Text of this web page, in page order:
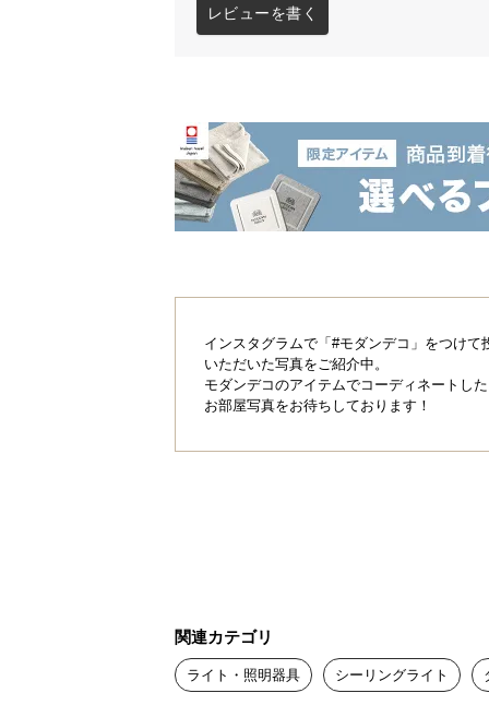
レビューを書く
インスタグラムで「#モダンデコ」をつけて
いただいた写真をご紹介中。
モダンデコのアイテムでコーディネートし
お部屋写真をお待ちしております！
関連カテゴリ
ライト・照明器具 シーリングライト